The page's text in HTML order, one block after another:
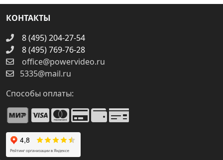
КОНТАКТЫ
8 (495) 204-27-54
8 (495) 769-76-28
office@powervideo.ru
5335@mail.ru
Способы оплаты: